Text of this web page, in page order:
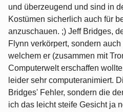
und überzeugend und sind in
Kostümen sicherlich auch für
anzuschauen. ;) Jeff Bridges,
Flynn verkörpert, sondern
welchem er (zusammen mit
Computerwelt erschaffen
leider sehr computeranimiert.
Bridges' Fehler, sondern die
ich das leicht steife Gesicht ja